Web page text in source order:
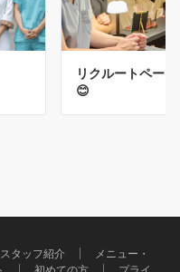
リクルートペー
😊
スタッフ紹介
メニュー・